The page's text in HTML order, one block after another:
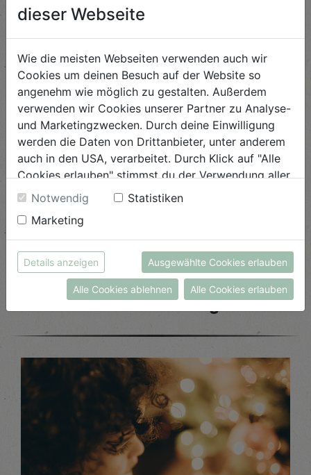
gelesen und bin damit einverstanden!*
Ich möchte über Veranstaltungen und Termine am
Biohof per E-Mail informiert werden.
Ich habe folgenden Hinweis gelesen: während der
Veranstaltung werden vom Biohof Achleitner Fotos
und / oder Videos zu Zwecken der
Öffentlichkeitsarbeit gemacht. Solltest du nicht
damit einverstanden sein, bitten wir dich, den
Fotografen bei der Veranstaltung vor Ort persönlich
darauf hinzu weisen.*
Beliebte Beiträge
dieser Webseite
Wie die meisten Webseiten verwenden auch wir
Cookies um deinen Besuch auf der Website so
angenehm wie möglich zu gestalten. Außerdem
verwenden wir Cookies unserer Partner zu Analyse-
und Marketingzwecken. Durch deine Einwilligung
werden die Daten von Drittanbieter, unter anderem
auch in den USA, verarbeitet. Durch Klick auf "Alle
Cookies erlauben" stimmst du der Verwendung aller
Cookies zu. Unter "Details anzeigen" findest du alle
Infos zu den unterschiedlichen Cookies, du kannst
auch entscheiden, welche Cookies du erlauben
möchtest.
Weitere Informationen findest du in unserer
Datenschutzerklärung
bzw. imImpressum
Notwendig
Statistiken
Marketing
Details anzeigen Ausgewählte Cookies erlauben
Alle Cookies ablehnen Alle Cookies erlauben